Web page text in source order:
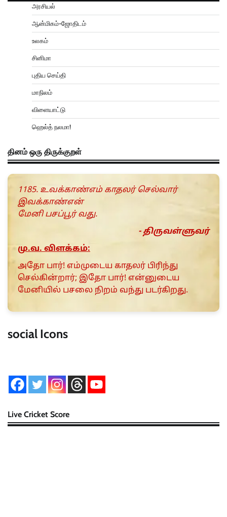
அரசியல்
ஆன்மிகம்-ஜோதிடம்
உலகம்
சினிமா
புதிய செய்தி
மாநிலம்
விளையாட்டு
ஹெல்த் நலமா!
தினம் ஒரு திருக்குறள்
1185. உவக்காண்எம் காதலர் செல்வார்
இவக்காண்என்
மேனி பசப்பூர் வது.
- திருவள்ளுவர்
மு.வ. விளக்கம்:
அதோ பார்! எம்முடைய காதலர் பிரிந்து
செல்கின்றார்; இதோ பார்! என்னுடைய
மேனியில் பசலை நிறம் வந்து படர்கிறது.
social Icons
Live Cricket Score